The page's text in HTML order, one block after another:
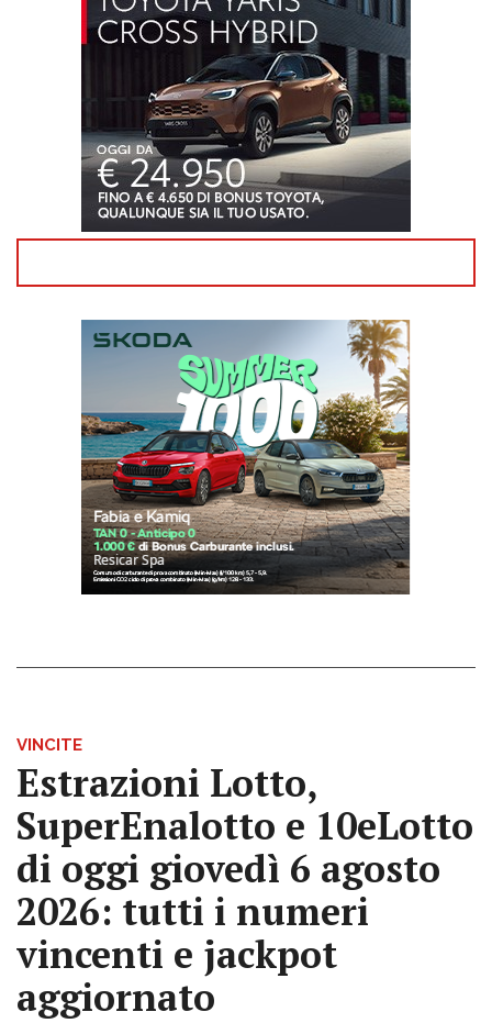
VINCITE
Estrazioni Lotto,
SuperEnalotto e 10eLotto
di oggi giovedì 6 agosto
2026: tutti i numeri
vincenti e jackpot
aggiornato